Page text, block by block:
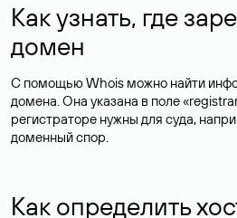
Как узнать, где
домен
С помощью Whois можно найти
домена. Она указана в поле
регистраторе нужны для суда,
доменный спор.
Как определить